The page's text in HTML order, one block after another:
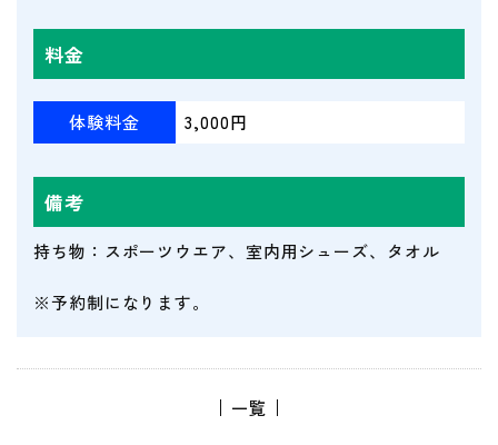
料金
体験料金 3,000円
備考
持ち物：スポーツウエア、室内用シューズ、タオル
※予約制になります。
一覧